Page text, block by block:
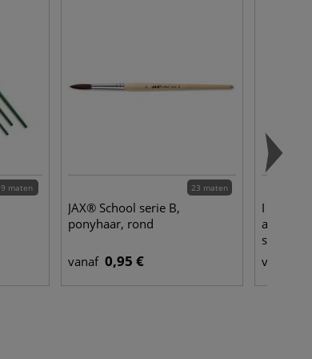
9 maten 23 maten
JAX® School serie B,
ponyhaar, rond
vanaf 0,95 €
I LOVE
vanaf